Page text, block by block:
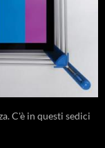
C'è in questi sedici